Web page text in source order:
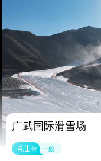
广武国际滑雪场
4.1 分 一般